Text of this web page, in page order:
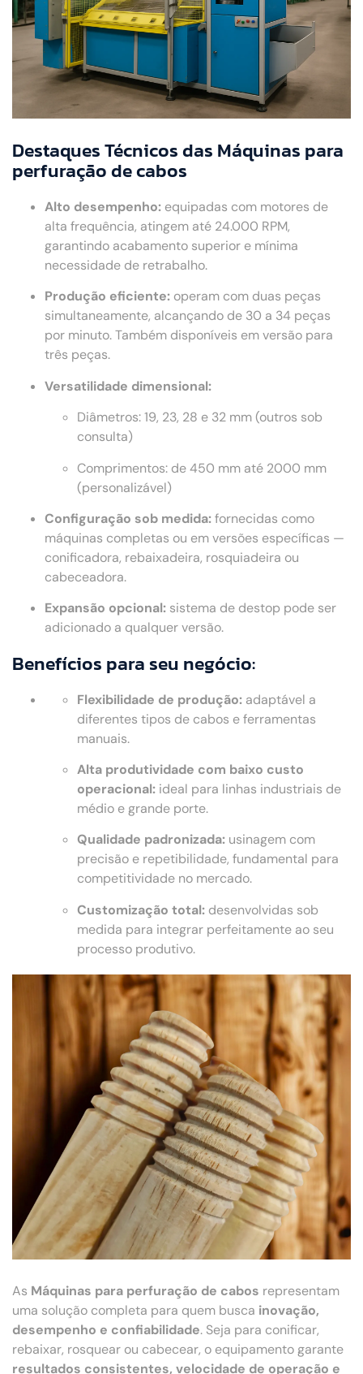
Destaques Técnicos das Máquinas para
perfuração de cabos
Alto desempenho: equipadas com motores de
alta frequência, atingem até 24.000 RPM,
garantindo acabamento superior e mínima
necessidade de retrabalho.
Produção eficiente: operam com duas peças
simultaneamente, alcançando de 30 a 34 peças
por minuto. Também disponíveis em versão para
três peças.
Versatilidade dimensional:
Diâmetros: 19, 23, 28 e 32 mm (outros sob
consulta)
Comprimentos: de 450 mm até 2000 mm
(personalizável)
Configuração sob medida:fornecidas como
máquinas completas ou em versões específicas —
conificadora, rebaixadeira, rosquiadeira ou
cabeceadora.
Expansão opcional: sistema de destop pode ser
adicionado a qualquer versão.
Benefícios para seu negócio:
Flexibilidade de produção: adaptável a
diferentes tipos de cabos e ferramentas
manuais.
Alta produtividade com baixo custo
operacional: ideal para linhas industriais de
médio e grande porte.
Qualidade padronizada: usinagem com
precisão e repetibilidade, fundamental para
competitividade no mercado.
Customização total: desenvolvidas sob
medida para integrar perfeitamente ao seu
processo produtivo.
As Máquinas para perfuração de cabos representam
uma solução completa para quem busca inovação,
desempenho e confiabilidade. Seja para conificar,
rebaixar, rosquear ou cabecear, o equipamento garante
resultados consistentes, velocidade de operação e